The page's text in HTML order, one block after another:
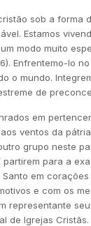
sob a forma
Estamos
modo muito
Enfrentemo-lo
o mundo.
de
em
ventos da
grupo neste
para a
em
e com os
representante
de Igrejas